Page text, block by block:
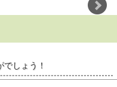
しょう！